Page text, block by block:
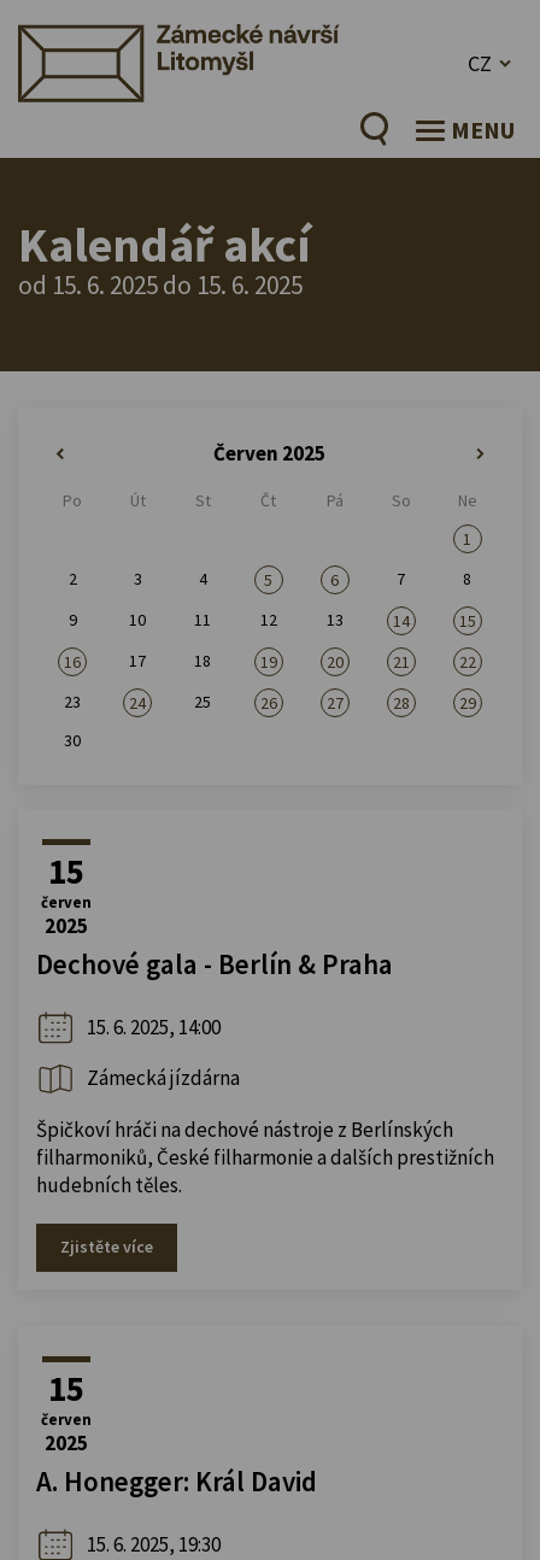
CZ
MENU
Kalendář akcí
od 15. 6. 2025 do 15. 6. 2025
Červen 2025
Po Út St Čt Pá So
Ne
1
2
3 4 5 6 7
8
9
10 11 12 13 14
15
16
17 18 19 20 21
22
23
24 25 26 27 28
29
30
15
červen
2025
Dechové gala - Berlín & Praha
15. 6. 2025, 14:00
Zámecká jízdárna
Špičkoví hráči na dechové nástroje z Berlínských
filharmoniků, České filharmonie a dalších prestižních
hudebních těles.
Zjistěte více
15
červen
2025
A. Honegger: Král David
15. 6. 2025, 19:30